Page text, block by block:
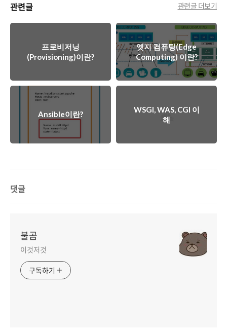
관련글 관련글 더보기
프로비저닝
(Provisioning)이란?
엣지 컴퓨팅(Edge
Computing) 이란?
Ansible이란?
WSGI, WAS, CGI 이
해
댓글
불곰
이것저것
구독하기